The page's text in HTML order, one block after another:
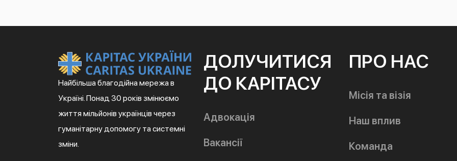
Найбільша благодійна мережа в
Україні. Понад 30 років змінюємо
життя мільйонів українців через
гуманітарну допомогу та системні
зміни.
ДОЛУЧИТИСЯ
ДО КАРІТАСУ
Адвокація
Вакансії
ПРО НАС
Місія та візія
Наш вплив
Команда